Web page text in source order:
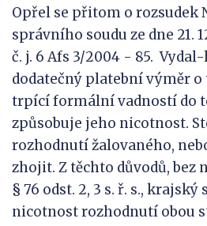
Opřel se přitom o rozsudek
správního soudu ze dne 21.
č. j. 6 Afs 3/2004 - 85.
dodatečný platební výměr o
trpící formální vadností do
způsobuje jeho nicotnost.
rozhodnutí žalovaného,
zhojit. Z těchto důvodů, bez
§ 76 odst. 2, 3 s. ř. s.,
nicotnost rozhodnutí obou